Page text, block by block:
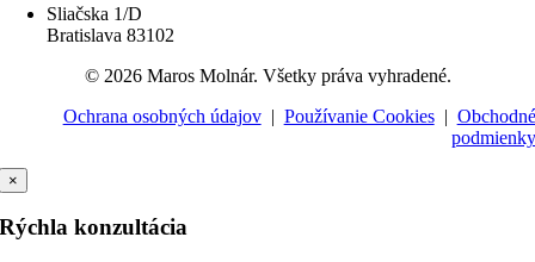
Sliačska 1/D
Bratislava 83102
© 2026 Maros Molnár. Všetky práva vyhradené.
Ochrana osobných údajov| Používanie Cookies| Obchodné
podmienky
×
Rýchla konzultácia